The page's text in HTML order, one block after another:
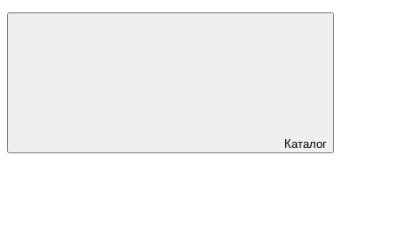
Каталог